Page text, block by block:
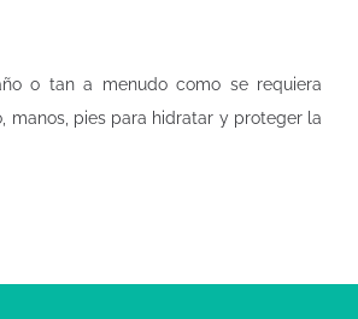
o tan a menudo como se requiera
manos, pies para hidratar y proteger la